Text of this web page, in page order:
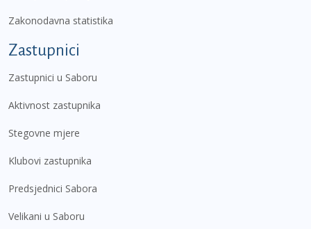
Zakonodavna statistika
Zastupnici
Zastupnici u Saboru
Aktivnost zastupnika
Stegovne mjere
Klubovi zastupnika
Predsjednici Sabora
Velikani u Saboru